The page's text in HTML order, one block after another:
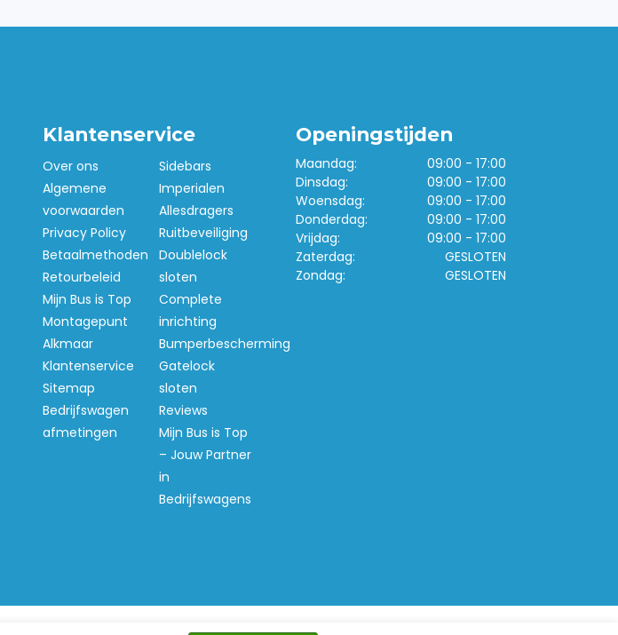
Klantenservice
Over ons
Algemene
voorwaarden
Privacy Policy
Betaalmethoden
Retourbeleid
Mijn Bus is Top
Montagepunt
Alkmaar
Klantenservice
Sitemap
Bedrijfswagen
afmetingen
Sidebars
Imperialen
Allesdragers
Ruitbeveiliging
Doublelock
sloten
Complete
inrichting
Bumperbescherming
Gatelock
sloten
Reviews
Mijn Bus is Top
– Jouw Partner
in
Bedrijfswagens
Openingstijden
Maandag:
09:00 - 17:00
Dinsdag:
09:00 - 17:00
Woensdag:
09:00 - 17:00
Donderdag:
09:00 - 17:00
Vrijdag:
09:00 - 17:00
Zaterdag:
GESLOTEN
Zondag:
GESLOTEN